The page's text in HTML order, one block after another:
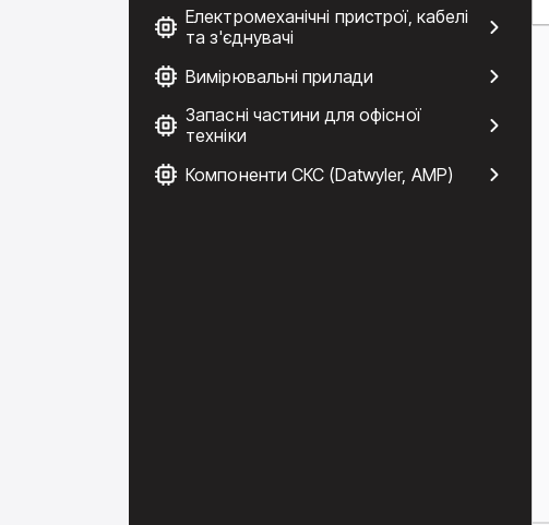
Електромеханічні пристрої, кабелі
та з'єднувачі
Вимірювальні прилади
Запасні частини для офісної
техніки
Компоненти СКС (Datwyler, AMP)